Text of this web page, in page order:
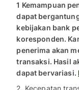
1 Kemampuan
dapat
kebijakan bank
koresponden.
penerima akan
transaksi. Hasil
dapat bervariasi.